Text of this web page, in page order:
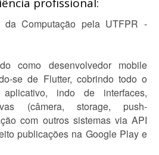
da Computação pela UTFPR -
como desenvolvedor mobile
se de Flutter, cobrindo todo o
aplicativo, indo de interfaces,
(câmera, storage, push-
com outros sistemas via API
publicações na Google Play e